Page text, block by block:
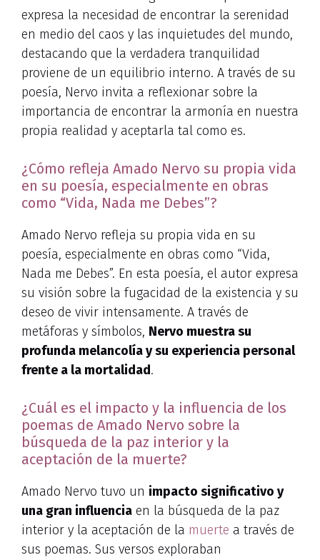
expresa la necesidad de encontrar la serenidad
en medio del caos y las inquietudes del mundo,
destacando que la verdadera tranquilidad
proviene de un equilibrio interno. A través de su
poesía, Nervo invita a reflexionar sobre la
importancia de encontrar la armonía en nuestra
propia realidad y aceptarla tal como es.
¿Cómo refleja Amado Nervo su propia vida
en su poesía, especialmente en obras
como “Vida, Nada me Debes”?
Amado Nervo refleja su propia vida en su
poesía, especialmente en obras como “Vida,
Nada me Debes”. En esta poesía, el autor expresa
su visión sobre la fugacidad de la existencia y su
deseo de vivir intensamente. A través de
metáforas y símbolos, Nervo muestra su
profunda melancolía y su experiencia personal
frente a la mortalidad.
¿Cuál es el impacto y la influencia de los
poemas de Amado Nervo sobre la
búsqueda de la paz interior y la
aceptación de la muerte?
Amado Nervo tuvo un impacto significativo y
una gran influencia en la búsqueda de la paz
interior y la aceptación de la muerte a través de
sus poemas. Sus versos exploraban